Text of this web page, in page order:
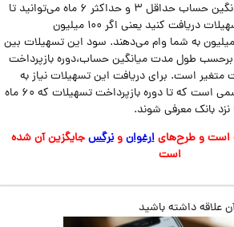
در این طرح با ایجاد میانگین حساب حداقل 3 و حداکثر 6 ماه می‌توانید تا
139 درصد سپرده‌تان تسهیلات دریافت کنید یعنی اگر 100 میلیون
کنید 139 میلیون به شما وام می‌دهند. سود این تسهیلات بین
برحسب طول مدت میانگین حساب،‌دوره بازپرداخت
است. برای دریافت این تسهیلات نیاز به
اعتبار شغلی یا ضامن رسمی است که تا دوره بازپرداخت تسهیلات که 60 ماه
معرفی شوند.
و طرح‌هایارغوانونرگسجایگزین آن شده
است
داشته باشید